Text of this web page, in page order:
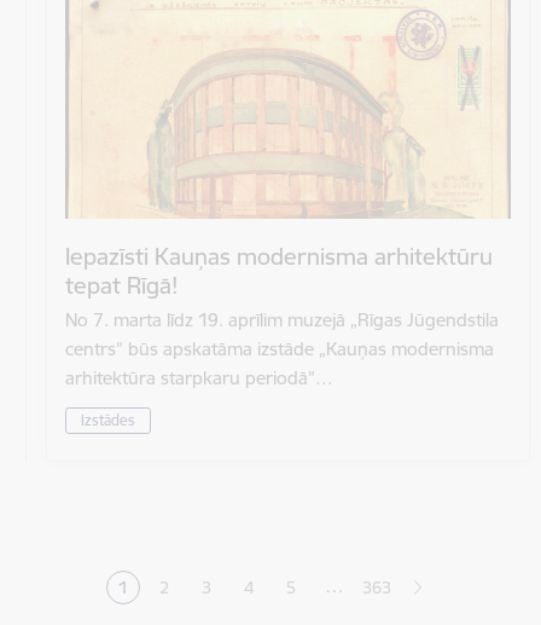
Iepazīsti Kauņas modernisma arhitektūru
tepat Rīgā!
No 7. marta līdz 19. aprīlim muzejā „Rīgas Jūgendstila
centrs” būs apskatāma izstāde „Kauņas modernisma
arhitektūra starpkaru periodā”…
Izstādes
Pašreizējā lapa
1 Lapa
2 Lapa
3 Lapa
4 Lapa
5 … 363